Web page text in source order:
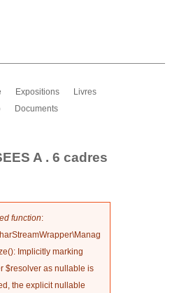
Expositions
Livres
Documents
A . 6 cadres
function:
Implicitly marking
$resolver as nullable is
the explicit nullable